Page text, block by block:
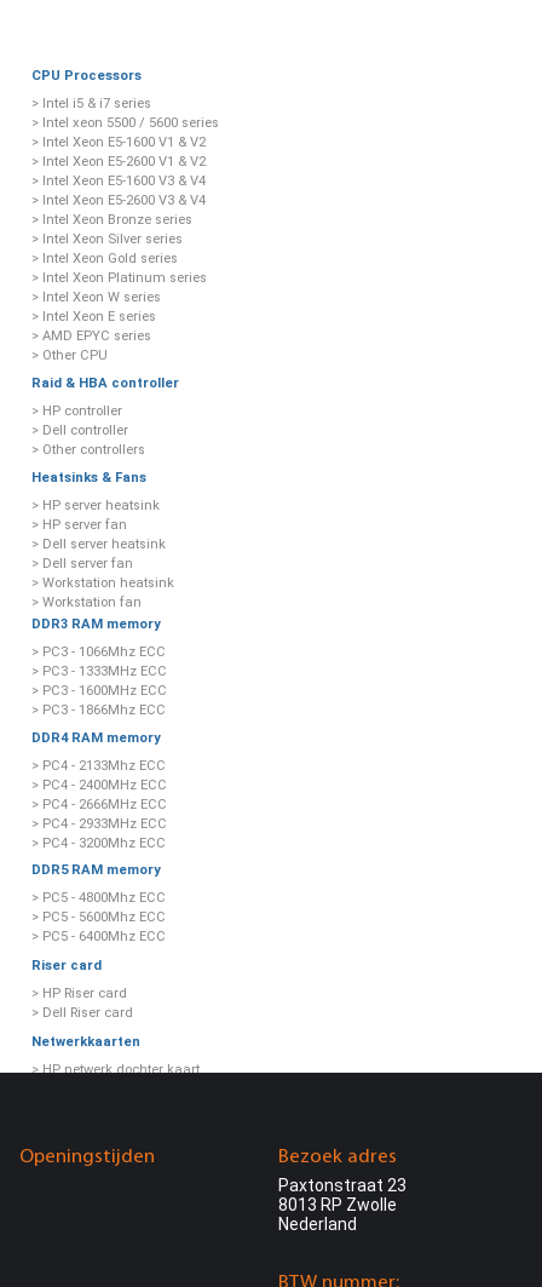
CPU Processors
> Intel i5 & i7 series
> Intel xeon 5500 / 5600 series
> Intel Xeon E5-1600 V1 & V2
> Intel Xeon E5-2600 V1 & V2
> Intel Xeon E5-1600 V3 & V4
> Intel Xeon E5-2600 V3 & V4
> Intel Xeon Bronze series
> Intel Xeon Silver series
> Intel Xeon Gold series
> Intel Xeon Platinum series
> Intel Xeon W series
> Intel Xeon E series
> AMD EPYC series
> Other CPU
Raid & HBA controller
> HP controller
> Dell controller
> Other controllers
Heatsinks & Fans
> HP server heatsink
> HP server fan
> Dell server heatsink
> Dell server fan
> Workstation heatsink
> Workstation fan
DDR3 RAM memory
> PC3 - 1066Mhz ECC
> PC3 - 1333MHz ECC
> PC3 - 1600MHz ECC
> PC3 - 1866Mhz ECC
DDR4 RAM memory
> PC4 - 2133Mhz ECC
> PC4 - 2400MHz ECC
> PC4 - 2666MHz ECC
> PC4 - 2933MHz ECC
> PC4 - 3200Mhz ECC
DDR5 RAM memory
> PC5 - 4800Mhz ECC
> PC5 - 5600Mhz ECC
> PC5 - 6400Mhz ECC
Riser card
> HP Riser card
> Dell Riser card
Netwerkkaarten
> HP netwerk dochter kaart
> Intel netwerkkaart
> iDrac / iLo controller
Openingstijden Bezoek adres
Paxtonstraat 23
8013 RP Zwolle
Nederland
BTW nummer: